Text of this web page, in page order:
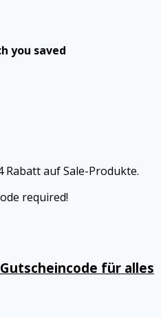
you saved
Rabatt auf Sale-Produkte.
required!
für alles